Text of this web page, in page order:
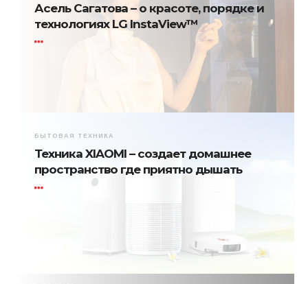
Асель Сагатова – о красоте, порядке и
технологиях LG InstaView™
БЫТОВАЯ ТЕХНИКА
Техника XIAOMI – создает домашнее
пространство где приятно дышать